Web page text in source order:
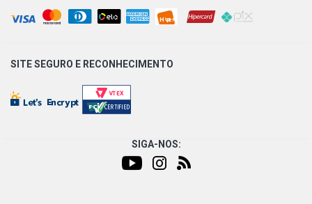
SITE SEGURO E RECONHECIMENTO
SIGA-NOS: